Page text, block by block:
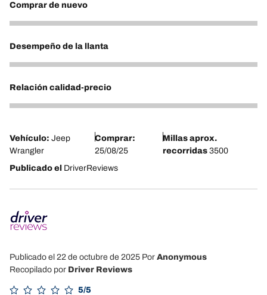
Comprar de nuevo
5
Desempeño de la llanta
5
Relación calidad-precio
5
Vehículo: Jeep
Wrangler
Comprar:
25/08/25
Millas aprox.
recorridas 3500
Publicado el DriverReviews
Publicado el 22 de octubre de 2025 Por Anonymous
Recopilado por Driver Reviews
5/5